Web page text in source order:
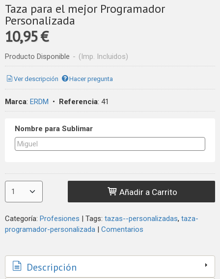
Taza para el mejor Programador
Personalizada
10,95 €
Producto Disponible - (Imp. Incluidos)
Ver descripción Hacer pregunta
Marca: ERDM • Referencia: 41
Nombre para Sublimar
Añadir a Carrito
Categoría: Profesiones Tags: tazas--personalizadas taza-
programador-personalizada
Comentarios
Descripción